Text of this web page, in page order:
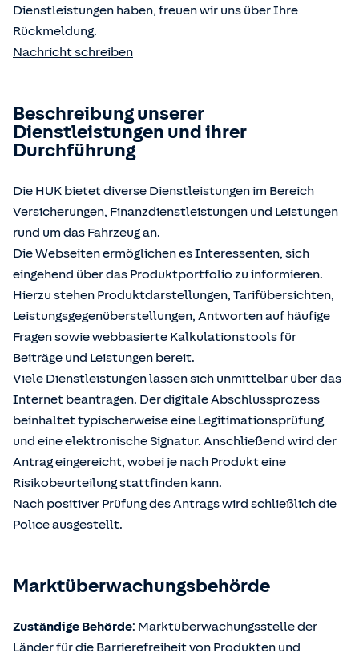
Dienstleistungen haben, freuen wir uns über Ihre
Rückmeldung.
Nachricht schreiben
Beschreibung unserer
Dienstleistungen und ihrer
Durchführung
Die HUK bietet diverse Dienstleistungen im Bereich
Versicherungen, Finanzdienstleistungen und Leistungen
rund um das Fahrzeug an.
Die Webseiten ermöglichen es Interessenten, sich
eingehend über das Produktportfolio zu informieren.
Hierzu stehen Produktdarstellungen, Tarifübersichten,
Leistungsgegenüberstellungen, Antworten auf häufige
Fragen sowie webbasierte Kalkulationstools für
Beiträge und Leistungen bereit.
Viele Dienstleistungen lassen sich unmittelbar über das
Internet beantragen. Der digitale Abschlussprozess
beinhaltet typischerweise eine Legitimationsprüfung
und eine elektronische Signatur. Anschließend wird der
Antrag eingereicht, wobei je nach Produkt eine
Risikobeurteilung stattfinden kann.
Nach positiver Prüfung des Antrags wird schließlich die
Police ausgestellt.
Marktüberwachungsbehörde
Zuständige Behörde: Marktüberwachungsstelle der
Länder für die Barrierefreiheit von Produkten und